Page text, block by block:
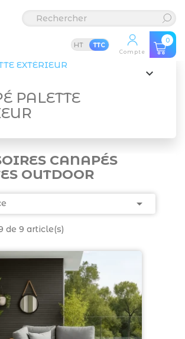
HT TTC
Compte
0
EXTÉRIEUR
PALETTE

CANAPÉS
OUTDOOR

de 9 article(s)